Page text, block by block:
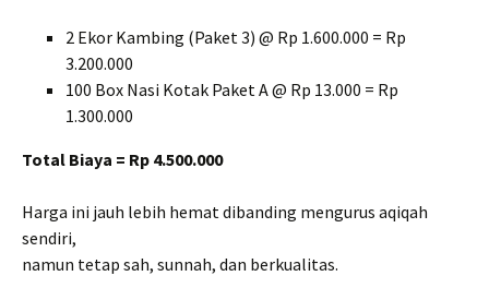
2 Ekor Kambing (Paket 3) @ Rp 1.600.000 = Rp
3.200.000
100 Box Nasi Kotak Paket A @ Rp 13.000 = Rp
1.300.000
Total Biaya = Rp 4.500.000
Harga ini jauh lebih hemat dibanding mengurus aqiqah
sendiri,
namun tetap sah, sunnah, dan berkualitas.